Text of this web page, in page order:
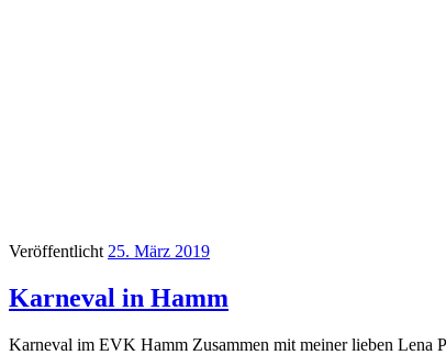
Veröffentlicht 25. März 2019
Karneval in Hamm
Karneval im EVK Hamm Zusammen mit meiner lieben